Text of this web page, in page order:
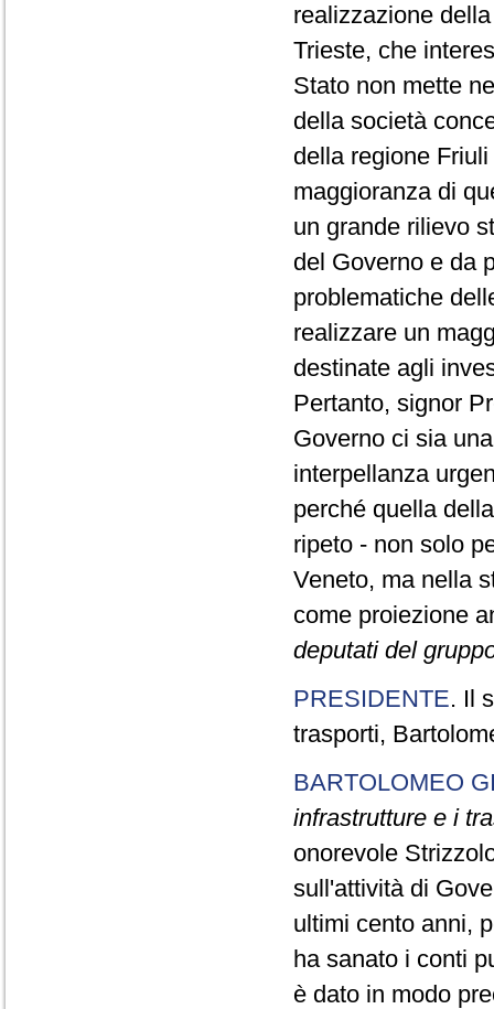
realizzazione
Trieste, che
Stato non mette
della società
della regione
maggioranza di
un grande rilievo
del Governo e da
problematiche
realizzare un
destinate agli
Pertanto, signor
Governo ci sia
interpellanza
perché quella
ripeto - non solo
Veneto, ma nella
come proiezione
deputati del
PRESIDENTE. Il
trasporti,
BARTOLOMEO
infrastrutture e i
onorevole
sull'attività di
ultimi cento anni,
ha sanato i conti
è dato in modo